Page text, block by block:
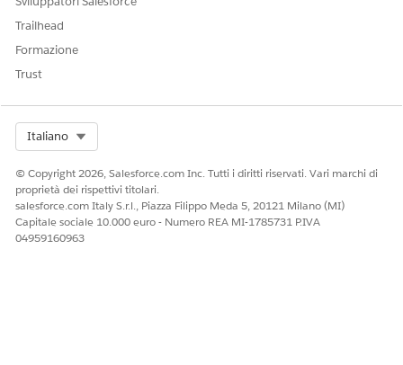
Trailhead
Formazione
Trust
Italiano
© Copyright 2026, Salesforce.com Inc. Tutti i diritti riservati. Vari marchi di
proprietà dei rispettivi titolari.
salesforce.com Italy S.r.l., Piazza Filippo Meda 5, 20121 Milano (MI)
Capitale sociale 10.000 euro - Numero REA MI-1785731 P.IVA
04959160963